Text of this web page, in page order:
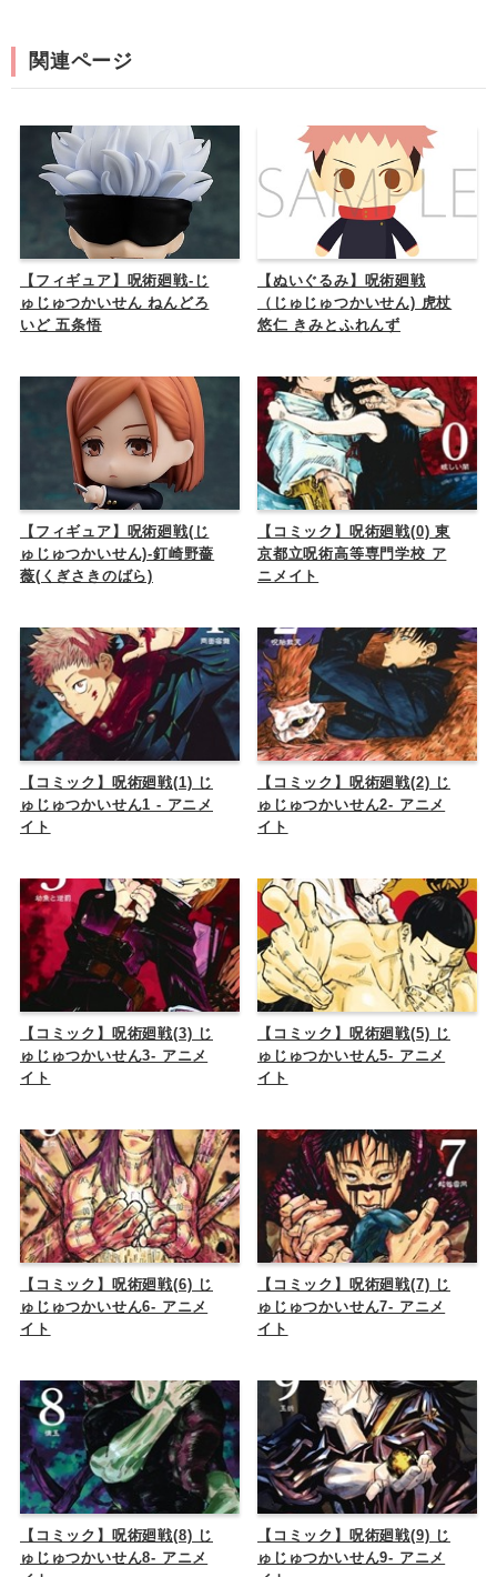
関連ページ
【フィギュア】呪術廻戦-じ
ゅじゅつかいせん ねんどろ
いど 五条悟
【ぬいぐるみ】呪術廻戦
（じゅじゅつかいせん) 虎杖
悠仁 きみとふれんず
【フィギュア】呪術廻戦(じ
ゅじゅつかいせん)-釘崎野薔
薇(くぎさきのばら)
【コミック】呪術廻戦(0) 東
京都立呪術高等専門学校 ア
ニメイト
【コミック】呪術廻戦(1) じ
ゅじゅつかいせん1 - アニメ
イト
【コミック】呪術廻戦(2) じ
ゅじゅつかいせん2- アニメ
イト
【コミック】呪術廻戦(3) じ
ゅじゅつかいせん3- アニメ
イト
【コミック】呪術廻戦(5) じ
ゅじゅつかいせん5- アニメ
イト
【コミック】呪術廻戦(6) じ
ゅじゅつかいせん6- アニメ
イト
【コミック】呪術廻戦(7) じ
ゅじゅつかいせん7- アニメ
イト
【コミック】呪術廻戦(8) じ
ゅじゅつかいせん8- アニメ
【コミック】呪術廻戦(9) じ
ゅじゅつかいせん9- アニメ